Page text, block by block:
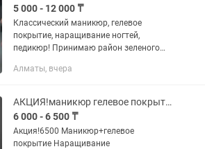
5 000 - 12 000 ₸
Классический маникюр, гелевое
покрытие, наращивание ногтей,
педикюр! Принимаю район зеленого
Алматы, вчера
АКЦИЯ!маникюр гелевое покрытие
6 000 - 6 500 ₸
Акция!6500 Маникюр+гелевое
покрытие Наращивание